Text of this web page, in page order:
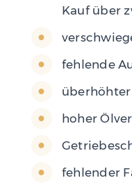
Kauf über
fehlende
hoher
fehlender